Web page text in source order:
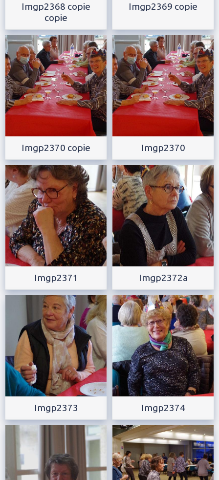
Imgp2368 copie
copie
Imgp2369 copie
Imgp2370 copie Imgp2370
Imgp2371 Imgp2372a
Imgp2373 Imgp2374